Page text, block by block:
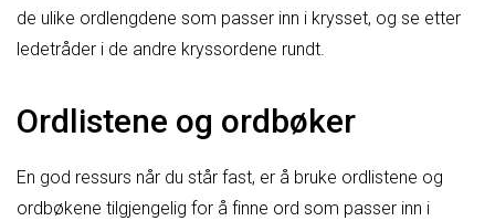
de ulike ordlengdene som passer inn i krysset, og se etter
ledetråder i de andre kryssordene rundt.
Ordlistene og ordbøker
En god ressurs når du står fast, er å bruke ordlistene og
ordbøkene tilgjengelig for å finne ord som passer inn i